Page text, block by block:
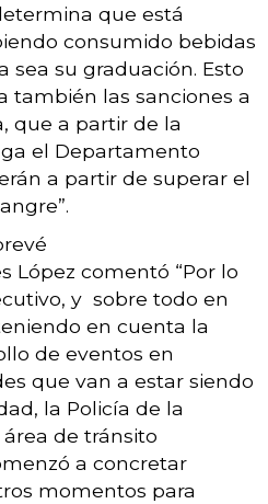
que está
consumido bebidas
sea su graduación. Esto
también las sanciones a
que a partir de la
el Departamento
a partir de superar el
López comentó “Por lo
y sobre todo en
en cuenta la
de eventos en
que van a estar siendo
la Policía de la
de tránsito
a concretar
momentos para